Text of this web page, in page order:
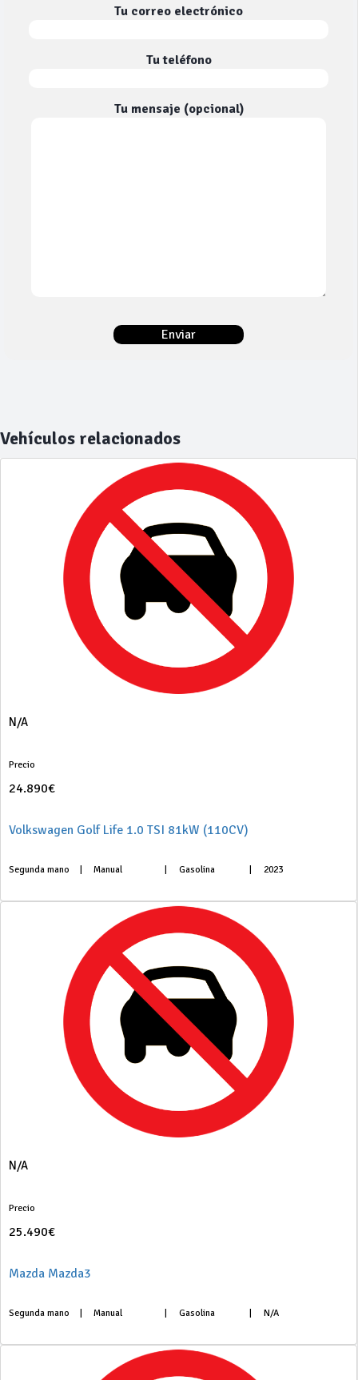
Tu correo electrónico
Tu teléfono
Tu mensaje (opcional)
Vehículos relacionados
N/A
Precio
24.890€
Volkswagen Golf Life 1.0 TSI 81kW (110CV)
Segunda mano Manual Gasolina 2023
N/A
Precio
25.490€
Mazda Mazda3
Segunda mano Manual Gasolina N/A